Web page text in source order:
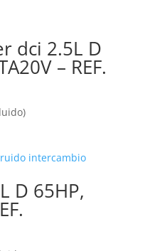
dci 2.5L D
– REF.
D 65HP,